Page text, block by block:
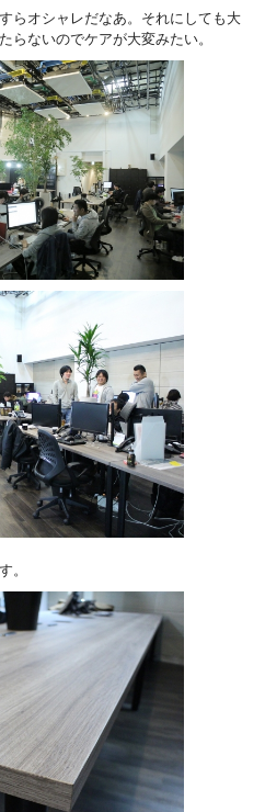
らオシャレだなあ。それにしても大
らないのでケアが大変みたい。
。